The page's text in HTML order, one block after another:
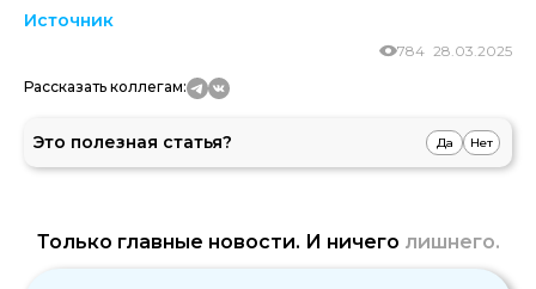
Источник
28.03.2025
784
Рассказать коллегам:
Это полезная статья? Да Нет
Только главные новости. И ничего лишнего.